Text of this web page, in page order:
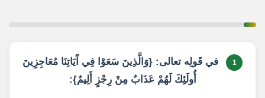
1
في قَولِه تعالى: {وَالَّذِينَ سَعَوْا فِي آَيَاتِنَا مُعَاجِزِينَ
أُولَئِكَ لَهُمْ عَذَابٌ مِنْ رِجْزٍ أَلِيمٌ}: